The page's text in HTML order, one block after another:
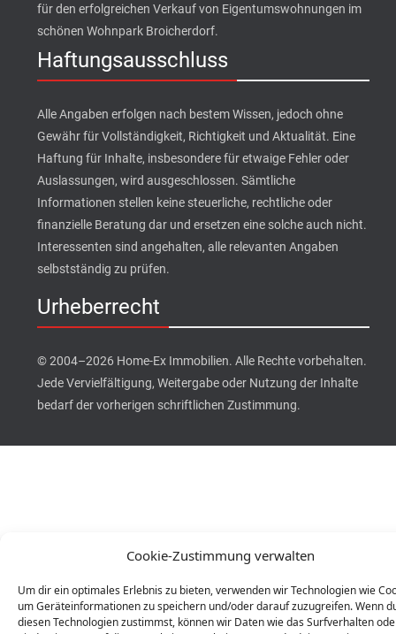
Cookie-Zustimmung verwalten
Um dir ein optimales Erlebnis zu bieten, verwenden wir Technologien wie
um Geräteinformationen zu speichern und/oder darauf zuzugreifen. Wenn
diesen Technologien zustimmst, können wir Daten wie das Surfverhalten
für den erfolgreichen Verkauf von Eigentumswohnungen im
schönen Wohnpark Broicherdorf.
Haftungsausschluss
Alle Angaben erfolgen nach bestem Wissen, jedoch ohne
Gewähr für Vollständigkeit, Richtigkeit und Aktualität. Eine
Haftung für Inhalte, insbesondere für etwaige Fehler oder
Auslassungen, wird ausgeschlossen. Sämtliche
Informationen stellen keine steuerliche, rechtliche oder
finanzielle Beratung dar und ersetzen eine solche auch nicht.
Interessenten sind angehalten, alle relevanten Angaben
selbstständig zu prüfen.
Urheberrecht
© 2004–2026 Home-Ex Immobilien. Alle Rechte vorbehalten.
Jede Vervielfältigung, Weitergabe oder Nutzung der Inhalte
bedarf der vorherigen schriftlichen Zustimmung.